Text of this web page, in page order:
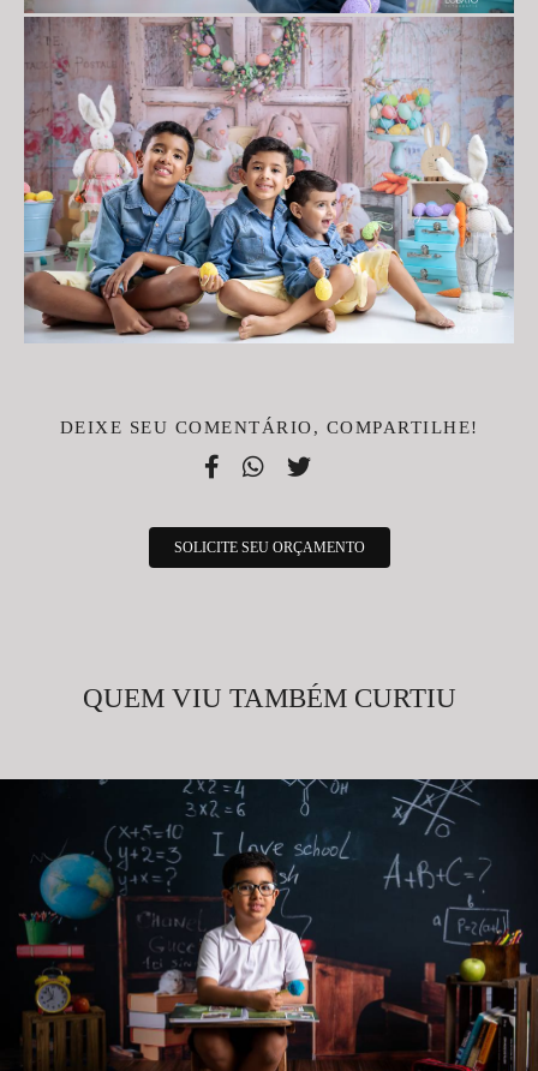
DEIXE SEU COMENTÁRIO, COMPARTILHE!
SOLICITE SEU ORÇAMENTO
QUEM VIU TAMBÉM CURTIU